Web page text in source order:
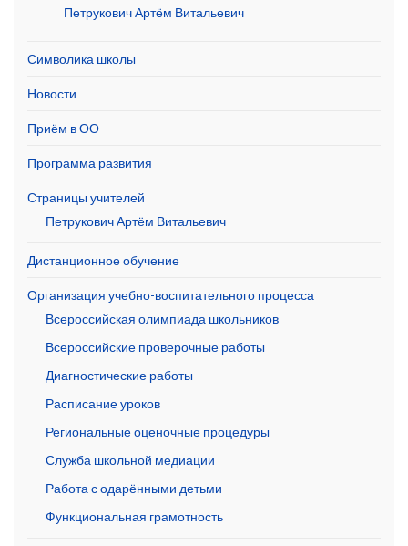
Петрукович Артём Витальевич
Символика школы
Новости
Приём в ОО
Программа развития
Страницы учителей
Петрукович Артём Витальевич
Дистанционное обучение
Организация учебно-воспитательного процесса
Всероссийская олимпиада школьников
Всероссийские проверочные работы
Диагностические работы
Расписание уроков
Региональные оценочные процедуры
Служба школьной медиации
Работа с одарёнными детьми
Функциональная грамотность